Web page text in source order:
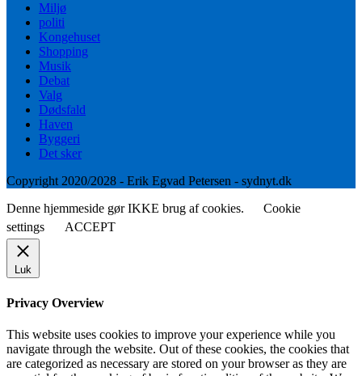
Miljø
politi
Kongehuset
Shopping
Musik
Debat
Valg
Dødsfald
Haven
Byggeri
Det sker
Copyright 2020/2028 - Erik Egvad Petersen - sydnyt.dk
Denne hjemmeside gør IKKE brug af cookies.
Cookie
settings
ACCEPT
Luk
Privacy Overview
This website uses cookies to improve your experience while you
navigate through the website. Out of these cookies, the cookies that
are categorized as necessary are stored on your browser as they are